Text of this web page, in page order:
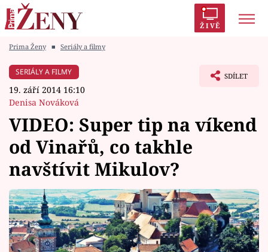
ŽIVĚ
Módní alarm
Témata
Celebrity
Vztahy
Seriály
Prima Ženy ■ Seriály a filmy
SERIÁLY A FILMY
19. září 2014 16:10
Denisa Nováková
SDÍLET
VIDEO: Super tip na víkend
od Vinařů, co takhle
navštívit Mikulov?